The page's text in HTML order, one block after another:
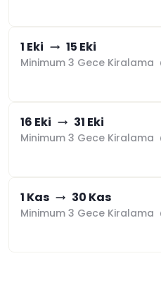
1 Eki 15 Eki
Minimum 3 Gece Kiralama
16 Eki 31 Eki
Minimum 3 Gece Kiralama
1 Kas 30 Kas
Minimum 3 Gece Kiralama